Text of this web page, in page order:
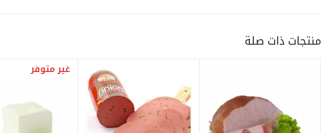
منتجات ذات صلة
غير متوفر